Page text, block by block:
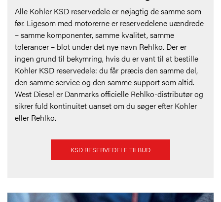
Alle Kohler KSD reservedele er nøjagtig de samme som
før. Ligesom med motorerne er reservedelene uændrede
– samme komponenter, samme kvalitet, samme
tolerancer – blot under det nye navn Rehlko. Der er
ingen grund til bekymring, hvis du er vant til at bestille
Kohler KSD reservedele: du får præcis den samme del,
den samme service og den samme support som altid.
West Diesel er Danmarks officielle Rehlko-distributør og
sikrer fuld kontinuitet uanset om du søger efter Kohler
eller Rehlko.
KSD RESERVEDELE TILBUD